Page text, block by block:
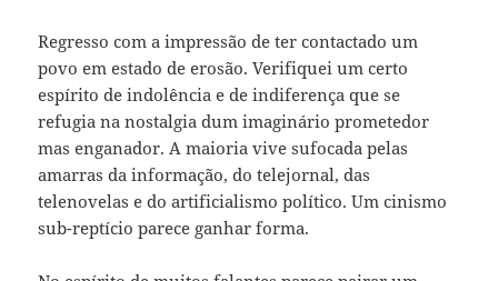
Regresso com a impressão de ter contactado um
povo em estado de erosão. Verifiquei um certo
espírito de indolência e de indiferença que se
refugia na nostalgia dum imaginário prometedor
mas enganador. A maioria vive sufocada pelas
amarras da informação, do telejornal, das
telenovelas e do artificialismo político. Um cinismo
sub-reptício parece ganhar forma.